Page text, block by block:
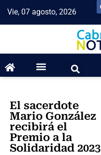
Vie, 07 agosto, 2026
El sacerdote
Mario González
recibirá el
Premio a la
Solidaridad 2023